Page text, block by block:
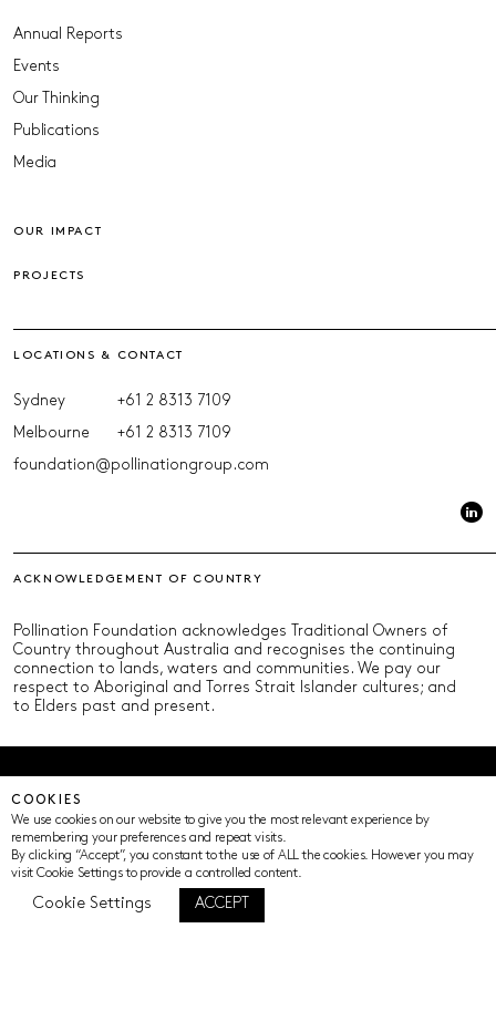
Annual Reports
Events
Our Thinking
Publications
Media
OUR IMPACT
PROJECTS
LOCATIONS & CONTACT
Sydney
+61 2 8313 7109
Melbourne
+61 2 8313 7109
foundation@pollinationgroup.com
ACKNOWLEDGEMENT OF COUNTRY
Pollination Foundation acknowledges Traditional Owners of
Country throughout Australia and recognises the continuing
connection to lands, waters and communities. We pay our
respect to Aboriginal and Torres Strait Islander cultures; and
to Elders past and present.
Privacy Policy
COOKIES
We use cookies on our website to give you the most relevant experience by
remembering your preferences and repeat visits.
By clicking “Accept”, you constant to the use of ALL the cookies. However you may
visit Cookie Settings to provide a controlled content.
Cookie Settings ACCEPT